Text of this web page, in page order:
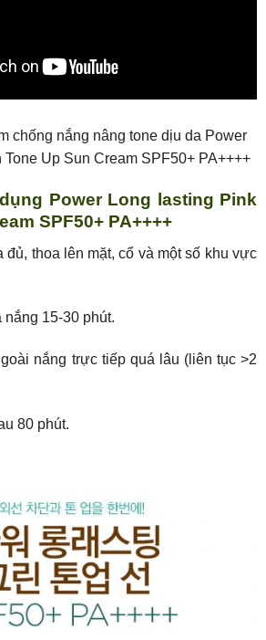
chống nắng nâng tone dịu da Power
Tone Up Sun Cream SPF50+ PA++++
Power Long lasting Pink
SPF50+ PA++++
thoa lên mặt, cổ và một số khu vực
15-30 phút.
nắng trực tiếp quá lâu (liên tục >2
80 phút.